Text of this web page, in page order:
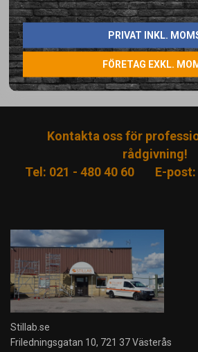
PRIVAT INKL.
FÖRETAG EXKL.
Artikelnummer:
7400-M
Direktlänk:
Högerklicka och kopiera adressen
Kontakta oss för
rådgivning!
Tel: 021 - 480 40 60
E-post:
Stillab.se
Friledningsgatan 10, 721 37 Västerås